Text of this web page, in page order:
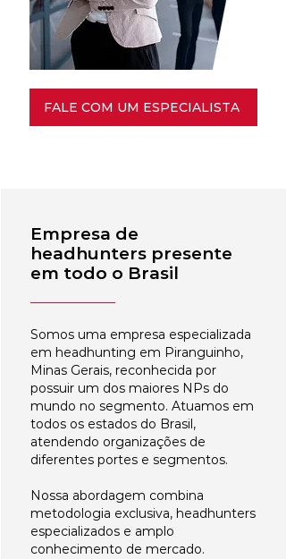
FALE COM UM ESPECIALISTA
Empresa de
headhunters presente
em todo o Brasil
Somos uma empresa especializada
em headhunting em Piranguinho,
Minas Gerais, reconhecida por
possuir um dos maiores NPs do
mundo no segmento. Atuamos em
todos os estados do Brasil,
atendendo organizações de
diferentes portes e segmentos.
Nossa abordagem combina
metodologia exclusiva, headhunters
especializados e amplo
conhecimento de mercado.